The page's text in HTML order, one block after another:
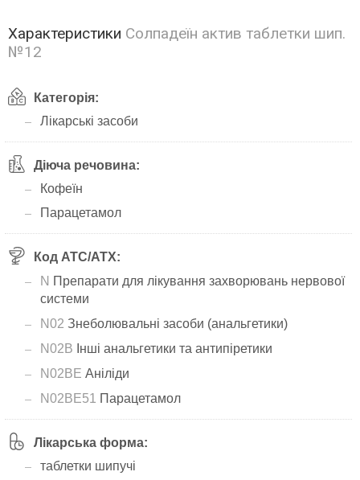
Характеристики Солпадеїн актив таблетки шип.
№12
Категорія:
Лікарські засоби
Діюча речовина:
Кофеїн
Парацетамол
Код АТС/ATX:
N Препарати для лікування захворювань нервової
системи
N02 Знеболювальні засоби (анальгетики)
N02B Інші анальгетики та антипіретики
N02BE Аніліди
N02BE51
Парацетамол
Лікарська форма:
таблетки шипучі